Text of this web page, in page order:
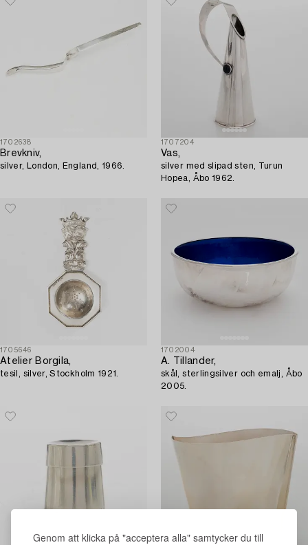
Genom att klicka på "acceptera alla" samtycker du till
1702638
Brevkniv,
silver, London, England, 1966.
1707204
Vas,
silver med slipad sten, Turun
Hopea, Åbo 1962.
1705646
Atelier Borgila,
tesil, silver, Stockholm 1921.
1702004
A. Tillander,
skål, sterlingsilver och emalj, Åbo
2005.